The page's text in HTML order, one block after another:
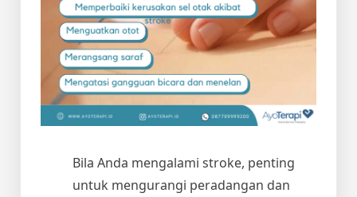
Bila Anda mengalami stroke, penting
untuk mengurangi peradangan dan